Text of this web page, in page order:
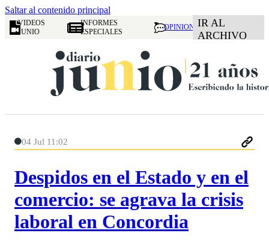
Saltar al contenido principal
VIDEOS
JUNIO
INFORMES
ESPECIALES
OPINION IR AL
ARCHIVO
04 Jul 11:02
Despidos en el Estado y en el
comercio: se agrava la crisis
laboral en Concordia